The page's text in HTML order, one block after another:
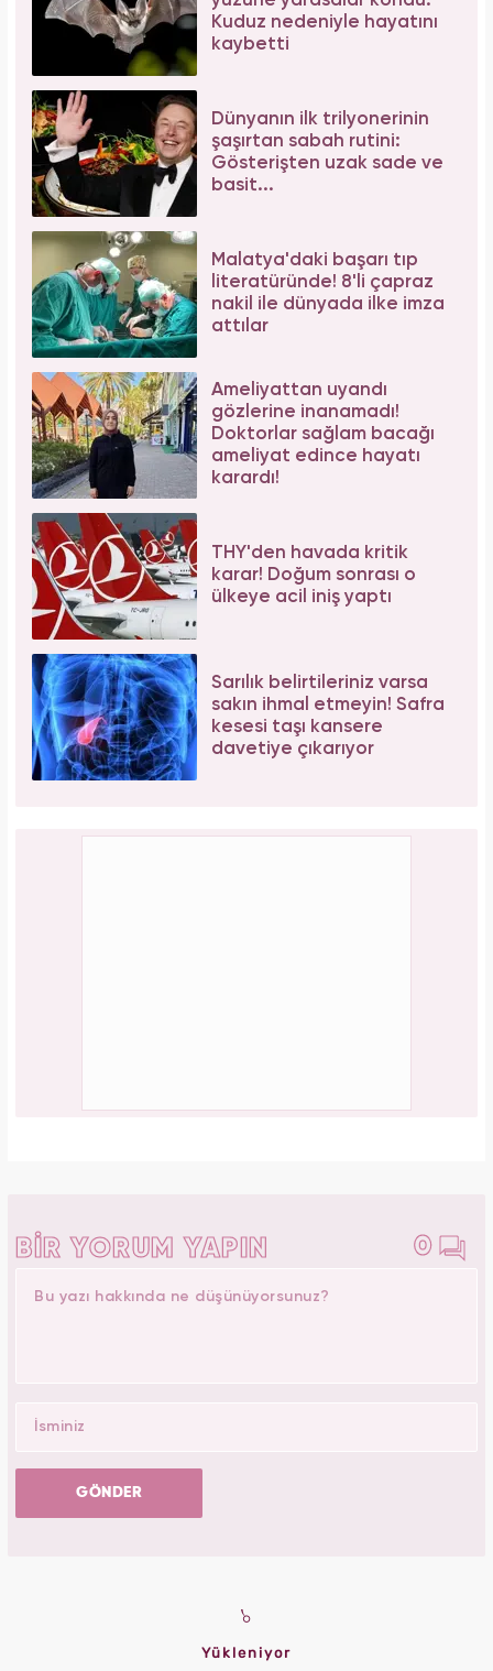
Kuduz nedeniyle hayatını
kaybetti
Dünyanın ilk trilyonerinin
şaşırtan sabah rutini:
Gösterişten uzak sade ve
basit...
Malatya'daki başarı tıp
literatüründe! 8'li çapraz
nakil ile dünyada ilke imza
attılar
Ameliyattan uyandı
gözlerine inanamadı!
Doktorlar sağlam bacağı
ameliyat edince hayatı
karardı!
THY'den havada kritik
karar! Doğum sonrası o
ülkeye acil iniş yaptı
Sarılık belirtileriniz varsa
sakın ihmal etmeyin! Safra
kesesi taşı kansere
davetiye çıkarıyor
BİR YORUM YAPIN 0
GÖNDER
Yükleniyor